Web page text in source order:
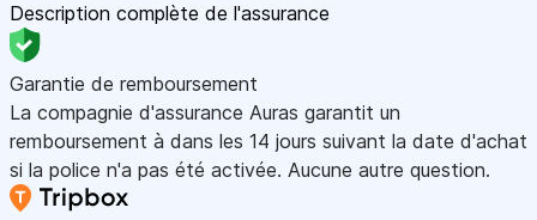
Description complète de l'assurance
Garantie de remboursement
La compagnie d'assurance Auras garantit un
remboursement à dans les 14 jours suivant la date d'achat
si la police n'a pas été activée. Aucune autre question.